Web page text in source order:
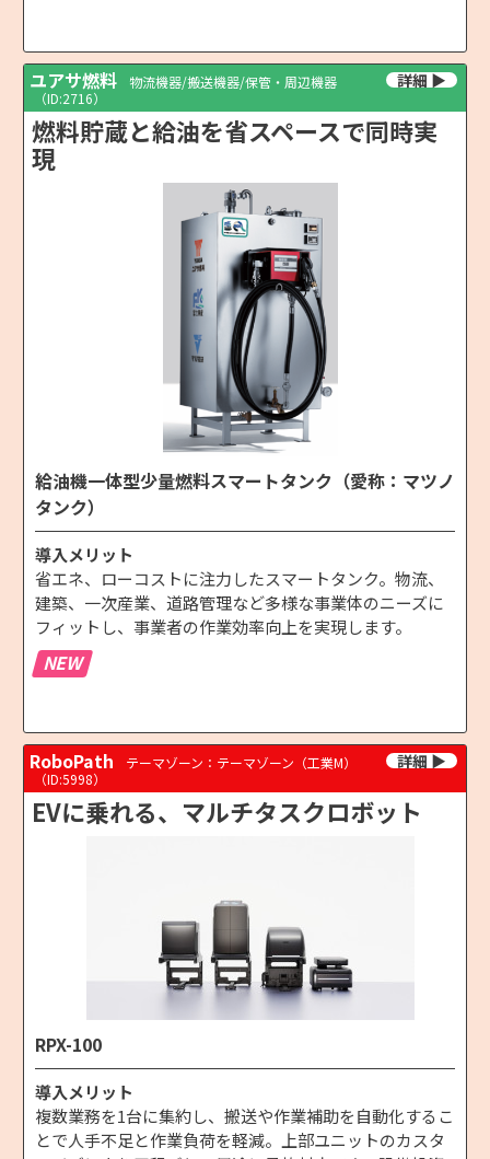
ユアサ燃料
物流機器/搬送機器/保管・周辺機器
（ID:2716）
燃料貯蔵と給油を省スペースで同時実
現
給油機一体型少量燃料スマートタンク（愛称：マツノ
タンク）
導入メリット
省エネ、ローコストに注力したスマートタンク。物流、
建築、一次産業、道路管理など多様な事業体のニーズに
フィットし、事業者の作業効率向上を実現します。
NEW
RoboPath
テーマゾーン：テーマゾーン（工業M）
（ID:5998）
EVに乗れる、マルチタスクロボット
RPX-100
導入メリット
複数業務を1台に集約し、搬送や作業補助を自動化するこ
とで人手不足と作業負荷を軽減。上部ユニットのカスタ